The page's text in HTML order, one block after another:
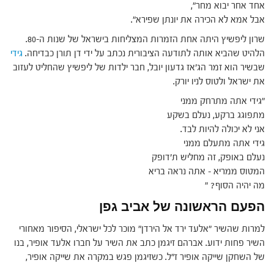
אחד אחר יבוא מחר",
אבל אמא לא הכירה את יונתן שפירא".
שרון ליפשיץ היתה אחת הזמרות המצליחות בישראל של שנות ה-80.
הלהיט שהביא אותה לתודעה הציבורית נכתב על ידי דן תורן כבדיחה. גידי
שבשיר הוא זמר הג'אז גדעון יובל, חבר ילדות של ליפשיץ שהחליט לעזוב
את ישראל ולטוס לניו יורק.
"גידי אתה מתרחק ממני
מתפוגג ברקע, נעלם בשקע
אני לא יכולה להיות לבד.
גידי אתה מתעלם ממני
נעלם באופק, זה מחליש ת'דופק
המטוס ממריא – אתה נראה בריא
מה יהיה הסוף? "
הפעם הראשונה של אביב גפן
למרות שהשיר "אלעד ירד אל הירדן" מוכר לכל ישראלי, הסיפור מאחורי
השיר פחות ידוע. אברהם זיגמן כתב את השיר על חברו אלעד אופיר, בנו
של השחקן שייקה אופיר ז"ל. כשזיגמן פגש במקרה את שייקה אופיר,